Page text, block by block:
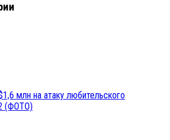
млн на атаку любительского
(ФОТО)